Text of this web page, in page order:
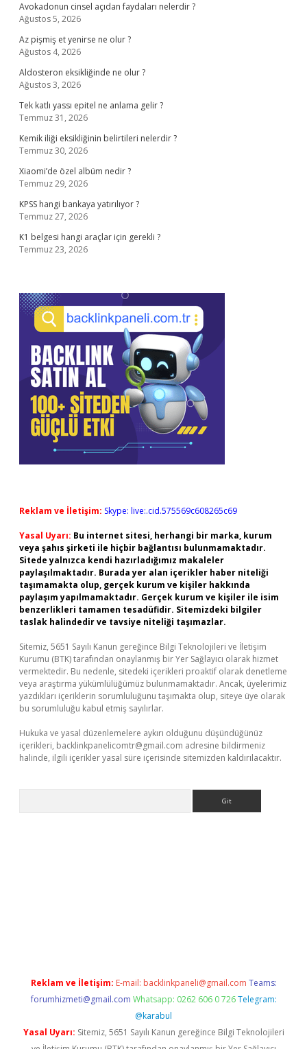
Avokadonun cinsel açıdan faydaları nelerdir ?
Ağustos 5, 2026
Az pişmiş et yenirse ne olur ?
Ağustos 4, 2026
Aldosteron eksikliğinde ne olur ?
Ağustos 3, 2026
Tek katlı yassı epitel ne anlama gelir ?
Temmuz 31, 2026
Kemik iliği eksikliğinin belirtileri nelerdir ?
Temmuz 30, 2026
Xiaomi’de özel albüm nedir ?
Temmuz 29, 2026
KPSS hangi bankaya yatırılıyor ?
Temmuz 27, 2026
K1 belgesi hangi araçlar için gerekli ?
Temmuz 23, 2026
Reklam ve İletişim: Skype: live:.cid.575569c608265c69
Yasal Uyarı: Bu internet sitesi, herhangi bir marka, kurum
veya şahıs şirketi ile hiçbir bağlantısı bulunmamaktadır.
Sitede yalnızca kendi hazırladığımız makaleler
paylaşılmaktadır. Burada yer alan içerikler haber niteliği
taşımamakta olup, gerçek kurum ve kişiler hakkında
paylaşım yapılmamaktadır. Gerçek kurum ve kişiler ile isim
benzerlikleri tamamen tesadüfidir. Sitemizdeki bilgiler
taslak halindedir ve tavsiye niteliği taşımazlar.
Sitemiz, 5651 Sayılı Kanun gereğince Bilgi Teknolojileri ve İletişim
Kurumu (BTK) tarafından onaylanmış bir Yer Sağlayıcı olarak hizmet
vermektedir. Bu nedenle, sitedeki içerikleri proaktif olarak denetleme
veya araştırma yükümlülüğümüz bulunmamaktadır. Ancak, üyelerimiz
yazdıkları içeriklerin sorumluluğunu taşımakta olup, siteye üye olarak
bu sorumluluğu kabul etmiş sayılırlar.
Hukuka ve yasal düzenlemelere aykırı olduğunu düşündüğünüz
içerikleri, backlinkpanelicomtr@gmail.com adresine bildirmeniz
halinde, ilgili içerikler yasal süre içerisinde sitemizden kaldırılacaktır.
Reklam ve İletişim: E-mail: backlinkpaneli@gmail.com Teams:
forumhizmeti@gmail.com Whatsapp: 0262 606 0 726 Telegram:
@karabul
Yasal Uyarı: Sitemiz, 5651 Sayılı Kanun gereğince Bilgi Teknolojileri